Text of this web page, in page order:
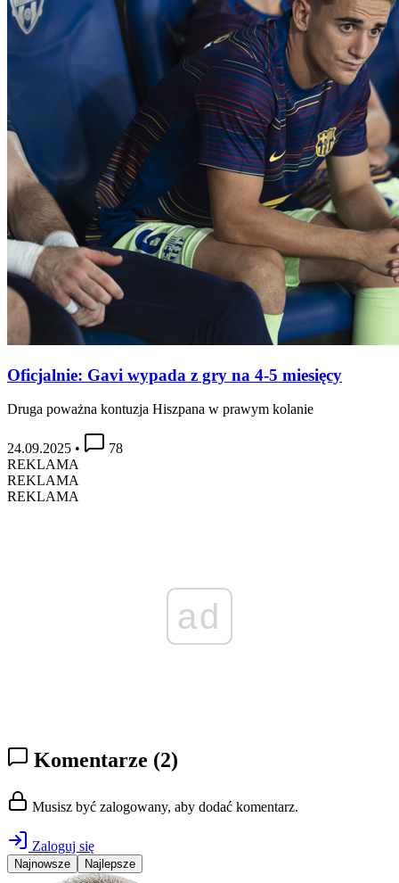
Oficjalnie: Gavi wypada z gry na 4-5 miesięcy
Druga poważna kontuzja Hiszpana w prawym kolanie
24.09.2025 •
78
REKLAMA
REKLAMA
REKLAMA
ad
Komentarze (2)
Musisz być zalogowany, aby dodać komentarz.
Zaloguj się
Najnowsze Najlepsze